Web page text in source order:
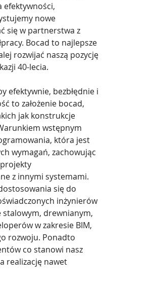
efektywności,
nowe
się w partnerstwa z
Bocad to najlepsze
rozwijać naszą pozycję
40-lecia.
efektywnie, bezbłędnie i
to założenie bocad,
jak konstrukcje
wstępnym
która jest
wymagań, zachowując
z innymi systemami.
się do
inżynierów
drewnianym,
w zakresie BIM,
rozwoju. Ponadto
co stanowi nasz
realizację nawet